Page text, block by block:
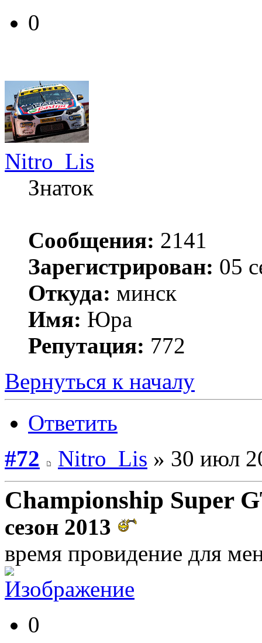
0
Nitro_Lis
Знаток
Сообщения: 2141
Зарегистрирован: 05
Откуда: минск
Имя: Юра
Репутация: 772
Вернуться к началу
Ответить
#72
Nitro_Lis » 30 июл
Championship Super
сезон 2013
время провидение для
0